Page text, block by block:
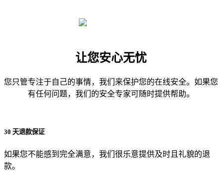
让您安心无忧
您只管专注于自己的事情，我们来保护您的在线安全。如果您
有任何问题，我们的安全专家可随时提供帮助。
30 天退款保证
如果您不能感到完全满意，我们很乐意提供及时且礼貌的退
款。